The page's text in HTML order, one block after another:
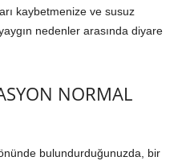
kaybetmenize ve susuz
nedenler arasında diyare
NORMAL
bulundurduğunuzda, bir